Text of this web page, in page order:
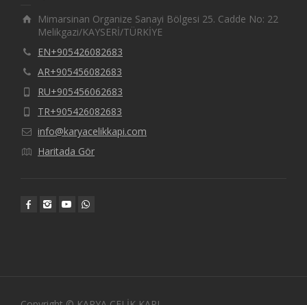
Mimarsinan Organize Sanayi Bölgesi 25. Cadde No: 22
Melikgazi/KAYSERİ/TÜRKİYE
EN+905426082683
AR+905456082683
RU+905456062683
TR+905426082683
info@karyacelikkapi.com
Haritada Gör